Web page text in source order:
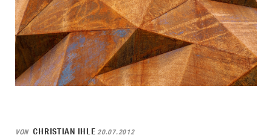
VON CHRISTIAN IHLE20.07.2012